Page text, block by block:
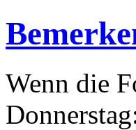
Wenn die